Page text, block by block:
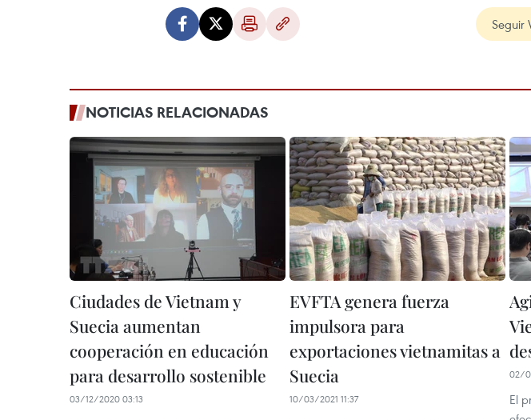
Seguir
NOTICIAS RELACIONADAS
Ciudades de Vietnam y
Suecia aumentan
cooperación en educación
para desarrollo sostenible
03/12/2020 03:13
EVFTA genera fuerza
impulsora para
exportaciones vietnamitas a
Suecia
10/03/2021 11:37
02/
El